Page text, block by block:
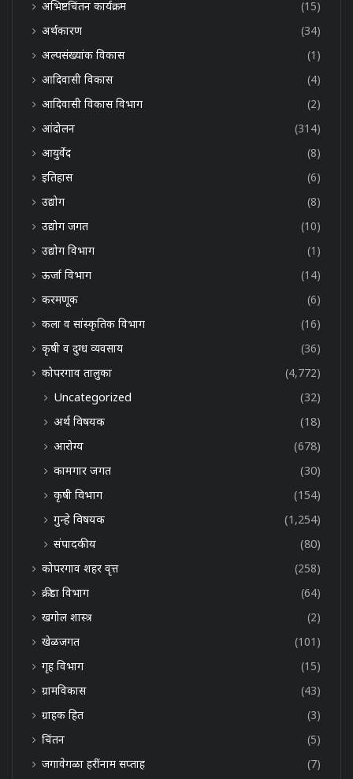
अभिष्टचिंतन कार्यक्रम
(15)
अर्थकारण
(34)
अल्पसंख्यांक विकास
(1)
आदिवासी विकास
(4)
आदिवासी विकास विभाग
(2)
आंदोलन
(314)
आयुर्वेद
(8)
इतिहास
(6)
उद्योग
(8)
उद्योग जगत
(10)
उद्योग विभाग
(1)
ऊर्जा विभाग
(14)
करमणूक
(6)
कला व सांस्कृतिक विभाग
(16)
कृषी व दुग्ध व्यवसाय
(36)
कोपरगाव तालुका
(4,772)
Uncategorized
(32)
अर्थ विषयक
(18)
आरोग्य
(678)
कामगार जगत
(30)
कृषी विभाग
(154)
गुन्हे विषयक
(1,254)
संपादकीय
(80)
कोपरगाव शहर वृत्त
(258)
क्रीडा विभाग
(64)
खगोल शास्त्र
(2)
खेळजगत
(101)
गृह विभाग
(15)
ग्रामविकास
(43)
ग्राहक हित
(3)
चिंतन
(5)
जगावेगळा हरींनाम सप्ताह
(7)